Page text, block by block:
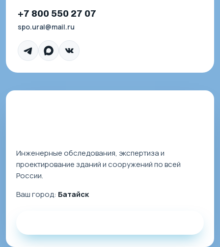
+7 800 550 27 07
spo.ural@mail.ru
Инженерные обследования, экспертиза и
проектирование зданий и сооружений по всей
России.
Ваш город: Батайск